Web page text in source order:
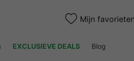
Mijn favorieten
EXCLUSIEVE DEALS Blog